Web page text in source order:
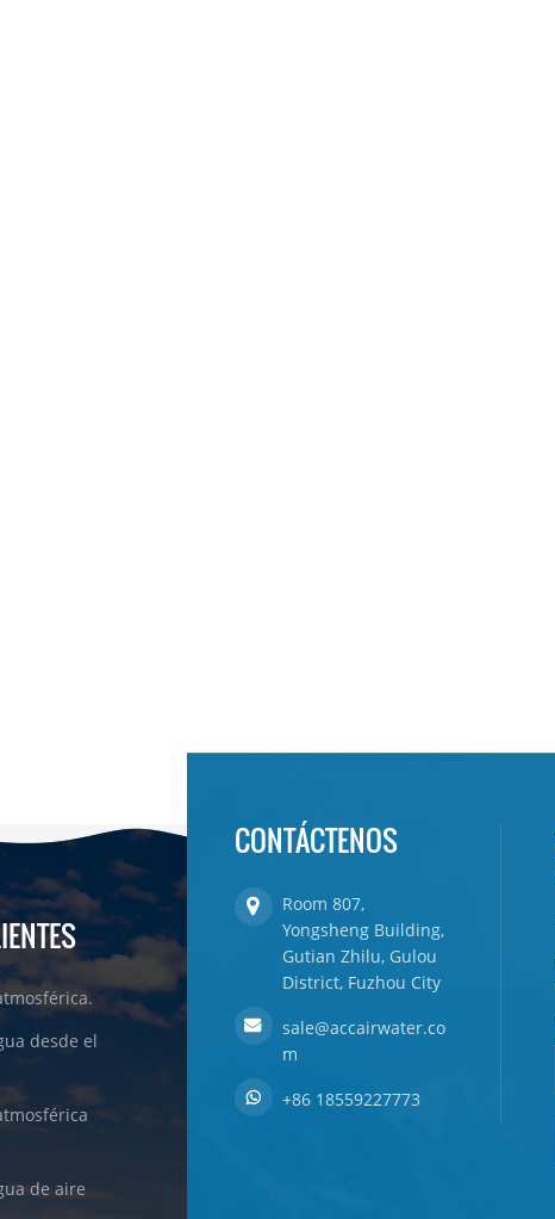
desde el
de aire
CONTÁCTENOS
Room 807,
Yongsheng Building,
Gutian Zhilu, Gulou
District, Fuzhou City
sale@accairwater.co
m
+86 18559227773